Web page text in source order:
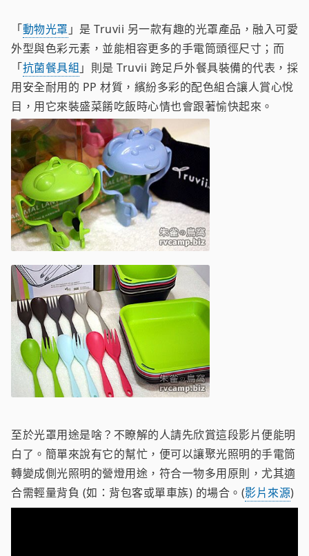
「動物光罩 」是 Truvii 另一款有趣的光罩產品，融入可愛
外型與色彩元素，並能相容更多的手電筒頭徑尺寸；而
「抗菌餐具組 」則是 Truvii 跨足戶外餐具裝備的代表，採
用安全耐用的 PP 材質，繽紛多彩的配色組合讓人賞心悅
目，用它來裝盛菜餚吃飯時心情也會跟著愉快起來。
至於光罩用途是啥？不瞭解的人請先欣賞這段影片便能明
白了。簡單來說有它的幫忙，便可以讓聚光照明的手電筒
轉變成側光照明的營燈用途，符合一物多用原則，尤其適
合需輕量背負 (如：背包客或單車族) 的場合。(影片來源)